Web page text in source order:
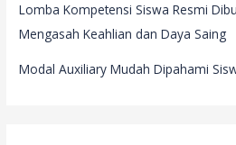
Lomba Kompetensi Siswa Resmi
Mengasah Keahlian dan Daya Saing
Modal Auxiliary Mudah Dipahami